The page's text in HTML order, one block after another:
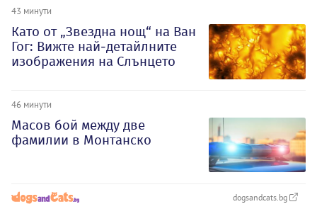
43 минути
Като от „Звездна нощ“ на Ван
Гог: Вижте най-детайлните
изображения на Слънцето
46 минути
Масов бой между две
фамилии в Монтанско
dogsandcats.bg